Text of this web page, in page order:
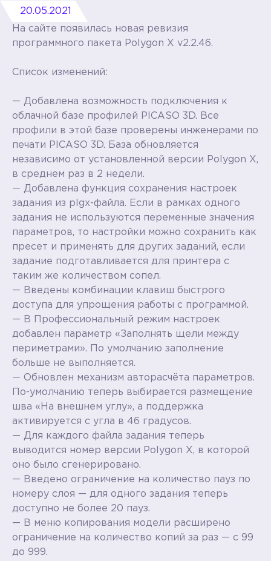
20.05.2021
На сайте появилась новая ревизия
программного пакета Polygon X v2.2.46.
Список изменений:
— Добавлена возможность подключения к
облачной базе профилей PICASO 3D. Все
профили в этой базе проверены инженерами по
печати PICASO 3D. База обновляется
независимо от установленной версии Polygon X,
в среднем раз в 2 недели.
— Добавлена функция сохранения настроек
задания из plgx-файла. Если в рамках одного
задания не используются переменные значения
параметров, то настройки можно сохранить как
пресет и применять для других заданий, если
задание подготавливается для принтера с
таким же количеством сопел.
— Введены комбинации клавиш быстрого
доступа для упрощения работы с программой.
— В Профессиональный режим настроек
добавлен параметр «Заполнять щели между
периметрами». По умолчанию заполнение
больше не выполняется.
— Обновлен механизм авторасчёта параметров.
По-умолчанию теперь выбирается размещение
шва «На внешнем углу», а поддержка
активируется с угла в 46 градусов.
— Для каждого файла задания теперь
выводится номер версии Polygon X, в которой
оно было сгенерировано.
— Введено ограничение на количество пауз по
номеру слоя — для одного задания теперь
доступно не более 20 пауз.
— В меню копирования модели расширено
ограничение на количество копий за раз — с 99
до 999.